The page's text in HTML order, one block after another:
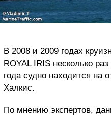
В 2008 и 2009 годах
ROYAL IRIS несколько
года судно находится на
Халкис.
По мнению экспертов,